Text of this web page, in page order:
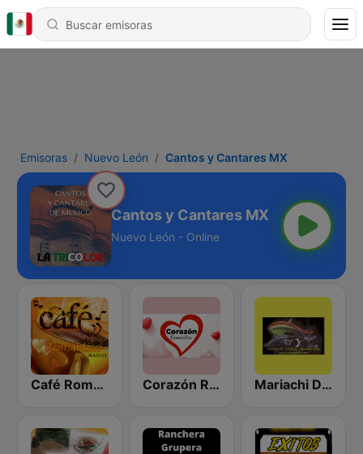
Emisoras Nuevo León Cantos y Cantares MX
Cantos y Cantares MX
Nuevo León - Online
Café Romántico Radio Corazón Romántico Mariachi Digital